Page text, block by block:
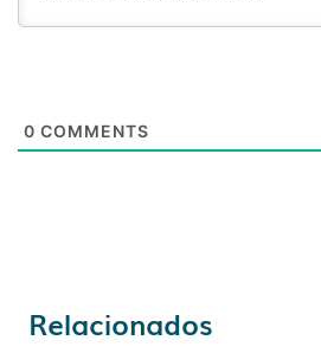
0 COMMENTS
Relacionados